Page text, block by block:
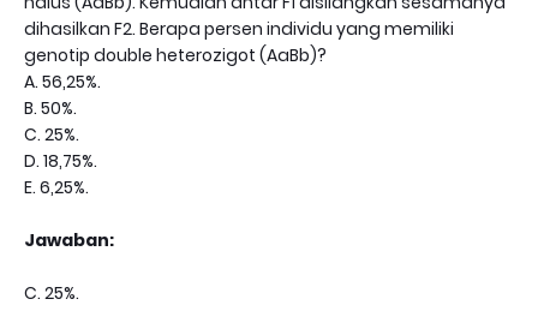
dihasilkan F2. Berapa persen individu yang memiliki
genotip double heterozigot (AaBb)?
A. 56,25%.
B. 50%.
C. 25%.
D. 18,75%.
E. 6,25%.
Jawaban:
C. 25%.